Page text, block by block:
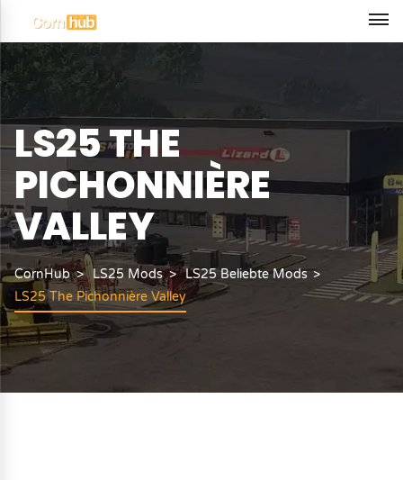
LS25 THE
PICHONNIÈRE
VALLEY
CornHub LS25 Mods
LS25 Beliebte Mods
LS25 The Pichonnière Valley